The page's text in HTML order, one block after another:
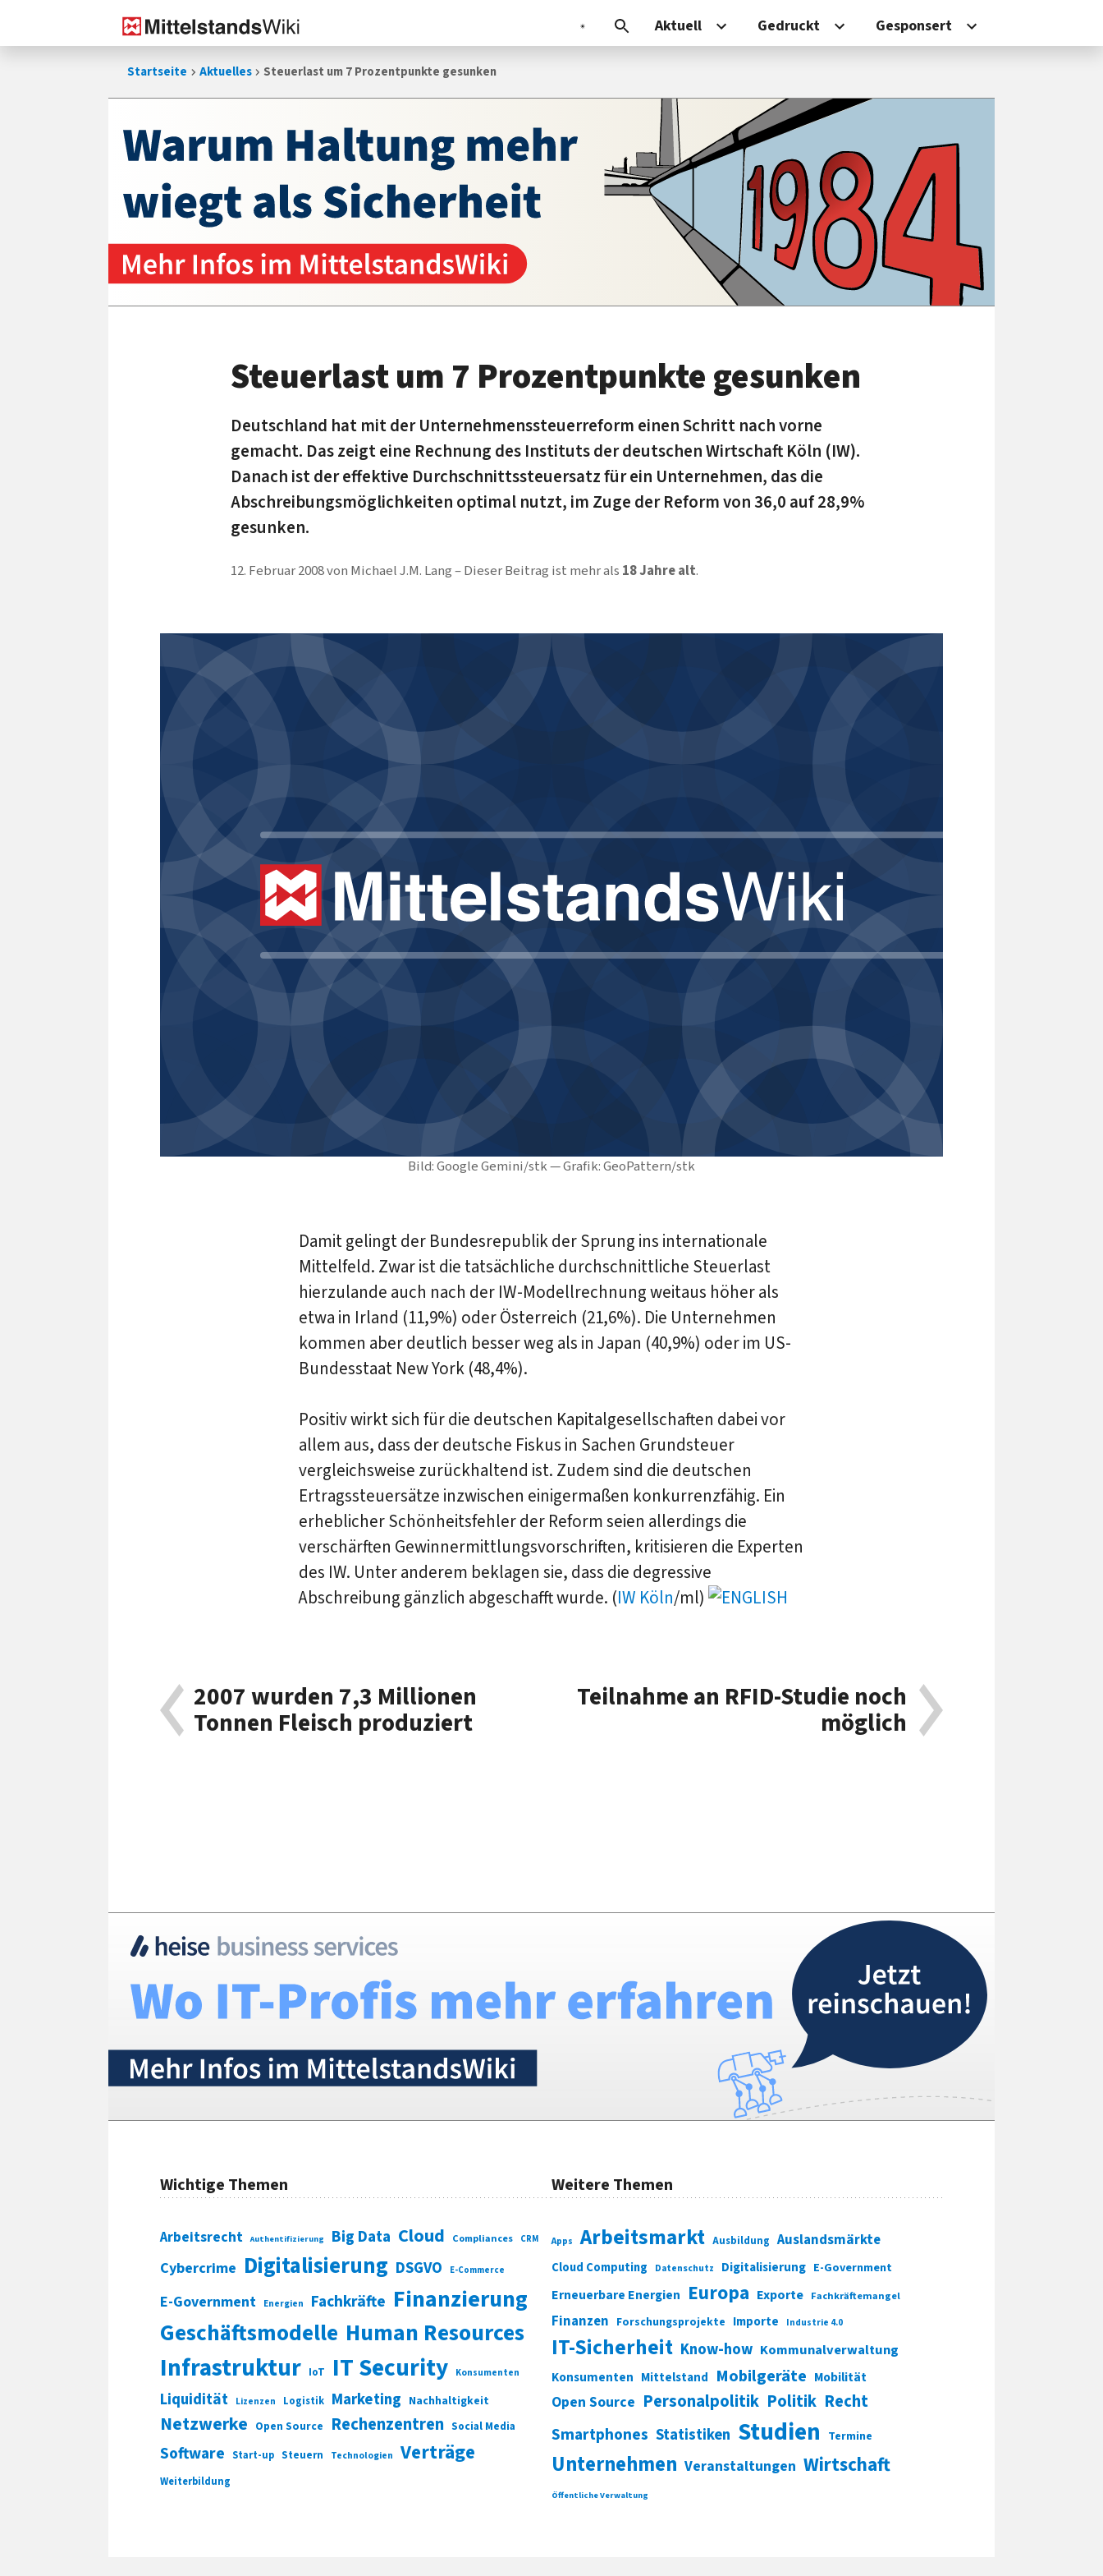
Aktuell Gedruckt Gesponsert
Startseite Aktuelles Steuerlast um 7 Prozentpunkte gesunken
Bild: Google Gemini/stk — Grafik: GeoPattern/stk
Steuerlast um 7 Prozentpunkte gesunken
Deutschland hat mit der Unternehmenssteuerreform einen Schritt nach vorne
gemacht. Das zeigt eine Rechnung des Instituts der deutschen Wirtschaft Köln (IW).
Danach ist der effektive Durchschnittssteuersatz für ein Unternehmen, das die
Abschreibungsmöglichkeiten optimal nutzt, im Zuge der Reform von 36,0 auf 28,9%
gesunken.
12. Februar 2008von Michael J.M. Lang Dieser Beitrag ist mehr als 18 Jahre alt.
Damit gelingt der Bundesrepublik der Sprung ins internationale
Mittelfeld. Zwar ist die tatsächliche durchschnittliche Steuerlast
hierzulande auch nach der IW-Modellrechnung weitaus höher als
etwa in Irland (11,9%) oder Österreich (21,6%). Die Unternehmen
kommen aber deutlich besser weg als in Japan (40,9%) oder im US-
Bundesstaat New York (48,4%).
Positiv wirkt sich für die deutschen Kapitalgesellschaften dabei vor
allem aus, dass der deutsche Fiskus in Sachen Grundsteuer
vergleichsweise zurückhaltend ist. Zudem sind die deutschen
Ertragssteuersätze inzwischen einigermaßen konkurrenzfähig. Ein
erheblicher Schönheitsfehler der Reform seien allerdings die
verschärften Gewinnermittlungsvorschriften, kritisieren die Experten
des IW. Unter anderem beklagen sie, dass die degressive
Abschreibung gänzlich abgeschafft wurde. (IW Köln/ml)
2007 wurden 7,3 Millionen
Tonnen Fleisch produziert
Teilnahme an RFID-Studie noch
möglich
Wichtige Themen
Arbeitsrecht Authentifizierung Big Data Cloud Compliances CRM
Cybercrime Digitalisierung DSGVO E-Commerce
E-Government Energien Fachkräfte Finanzierung
Geschäftsmodelle Human Resources
Infrastruktur IoT IT Security Konsumenten
Liquidität Lizenzen Logistik Marketing Nachhaltigkeit
Netzwerke Open Source Rechenzentren Social Media
Software Start-up Steuern Technologien Verträge
Weiterbildung
Weitere Themen
Apps Arbeitsmarkt Ausbildung Auslandsmärkte
Cloud Computing Datenschutz Digitalisierung E-Government
Erneuerbare Energien Europa Exporte Fachkräftemangel
Finanzen Forschungsprojekte Importe Industrie 4.0
IT-Sicherheit Know-how Kommunalverwaltung
Konsumenten Mittelstand Mobilgeräte Mobilität
Open Source Personalpolitik Politik Recht
Smartphones Statistiken Studien Termine
Unternehmen Veranstaltungen Wirtschaft
Öffentliche Verwaltung